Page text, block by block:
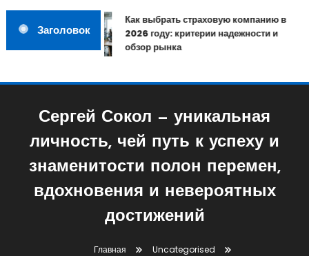
Заголовок
Как выбрать страховую компанию в
2026 году: критерии надежности и
обзор рынка
Сергей Сокол — уникальная
личность, чей путь к успеху и
знаменитости полон перемен,
вдохновения и невероятных
достижений
Главная
Uncategorised